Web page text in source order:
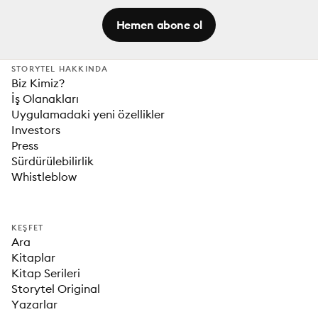
Hemen abone ol
STORYTEL HAKKINDA
Biz Kimiz?
İş Olanakları
Uygulamadaki yeni özellikler
Investors
Press
Sürdürülebilirlik
Whistleblow
KEŞFET
Ara
Kitaplar
Kitap Serileri
Storytel Original
Yazarlar